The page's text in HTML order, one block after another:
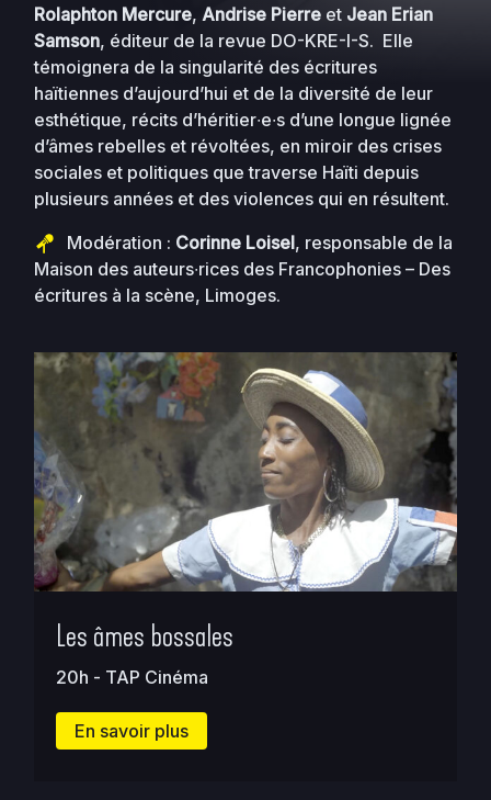
Rolaphton Mercure, Andrise Pierre et Jean Erian
Samson, éditeur de la revue DO-KRE-I-S. Elle
témoignera de la singularité des écritures
haïtiennes d’aujourd’hui et de la diversité de leur
esthétique, récits d’héritier∙e∙s d’une longue lignée
d’âmes rebelles et révoltées, en miroir des crises
sociales et politiques que traverse Haïti depuis
plusieurs années et des violences qui en résultent.
Modération : Corinne Loisel, responsable de la
Maison des auteurs∙rices des Francophonies – Des
écritures à la scène, Limoges.
Les âmes bossales
20h - TAP Cinéma
En savoir plus